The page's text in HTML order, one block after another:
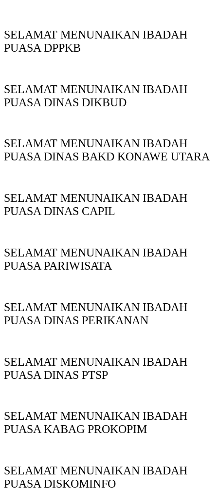
SELAMAT MENUNAIKAN IBADAH
PUASA DPPKB
SELAMAT MENUNAIKAN IBADAH
PUASA DINAS DIKBUD
SELAMAT MENUNAIKAN IBADAH
PUASA DINAS BAKD KONAWE UTARA
SELAMAT MENUNAIKAN IBADAH
PUASA DINAS CAPIL
SELAMAT MENUNAIKAN IBADAH
PUASA PARIWISATA
SELAMAT MENUNAIKAN IBADAH
PUASA DINAS PERIKANAN
SELAMAT MENUNAIKAN IBADAH
PUASA DINAS PTSP
SELAMAT MENUNAIKAN IBADAH
PUASA KABAG PROKOPIM
SELAMAT MENUNAIKAN IBADAH
PUASA DISKOMINFO